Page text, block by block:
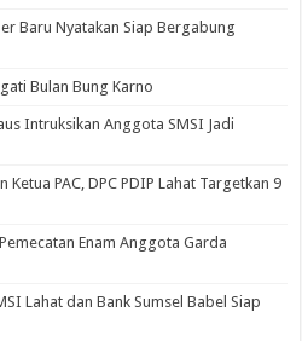
Baru Nyatakan Siap Bergabung
Bulan Bung Karno
Intruksikan Anggota SMSI Jadi
PAC, DPC PDIP Lahat Targetkan 9
Enam Anggota Garda
Lahat dan Bank Sumsel Babel Siap